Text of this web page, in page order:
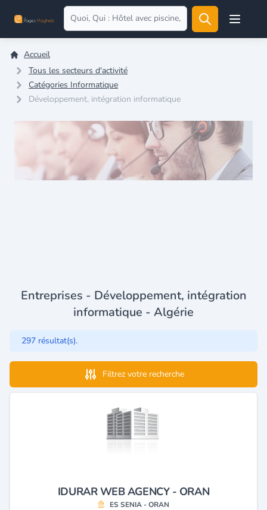
Open
Accueil
Tous les secteurs d'activité
Catégories Informatique
Développement, intégration informatique
Entreprises - Développement, intégration
informatique - Algérie
297 résultat(s).
Filtrez votre recherche
IDURAR WEB AGENCY - ORAN
ES SENIA - ORAN